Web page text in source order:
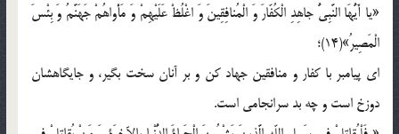
«یا أَیُّهَا النَّبِیُّ جاهِدِ الْکُفّارَ وَ الْمُنافِقِینَ وَ اغْلُظْ عَلَیْهِمْ وَ مَأْواهُمْ جَهَنَّمُ وَ بِئْسَ
الْمَصِیرُ»(14)؛
ای پیامبر با کفار و منافقین جهاد کن و بر آنان سخت بگیر، و جایگاهشان
دوزخ است و چه بد سرانجامی است.